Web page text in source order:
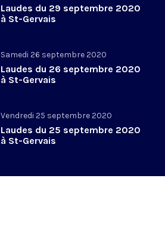
Laudes du 29 septembre 2020
à St-Gervais
Samedi 26 septembre 2020
Laudes du 26 septembre 2020
à St-Gervais
Vendredi 25 septembre 2020
Laudes du 25 septembre 2020
à St-Gervais